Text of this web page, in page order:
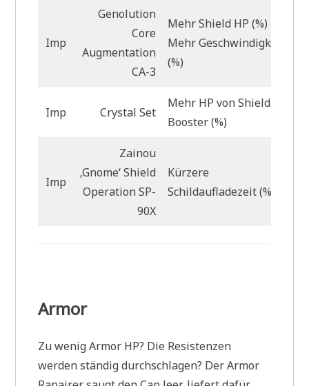
Imp
Genolution
Core
Augmentation
CA-3
Mehr Shield HP (%) +
Mehr Geschwindigkeit
(%)
Imp Crystal Set
Mehr HP von Shield
Booster (%)
Imp
Zainou
‚Gnome‘ Shield
Operation SP-
90X
Kürzere
Schildaufladezeit (%)
Armor
Zu wenig Armor HP? Die Resistenzen
werden ständig durchschlagen? Der Armor